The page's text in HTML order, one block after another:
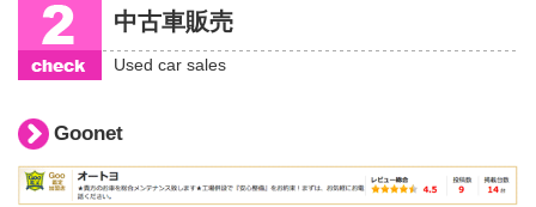
中古車販売
Used car sales
Goonet